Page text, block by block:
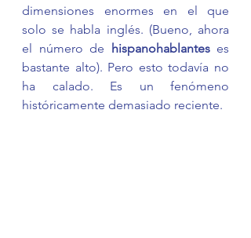
dimensiones enormes en el que
solo se habla inglés. (Bueno, ahora
el número de hispanohablantes es
bastante alto). Pero esto todavía no
ha calado. Es un fenómeno
históricamente demasiado reciente.